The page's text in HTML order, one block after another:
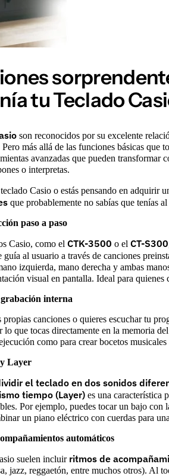
tu Teclado
son reconocidos por su excelente
más allá de las funciones básicas que
avanzadas que pueden transformar
o interpretas.
Casio o estás pensando en adquirir
que probablemente no sabías que tenías al
paso a paso
Casio, como el CTK-3500 o el CT-S300
guía al usuario a través de canciones
izquierda, mano derecha y ambas
visual en pantalla. Ideal para quienes
interna
propias canciones o quieres escuchar tu
lo que tocas directamente en la memoria
como para crear bocetos
Layer
el teclado en dos sonidos
tiempo (Layer) es una característica
Por ejemplo, puedes tocar un bajo
un piano eléctrico con cuerdas para
automáticos
suelen incluir ritmos de
jazz, reggaetón, entre muchos otros). Al